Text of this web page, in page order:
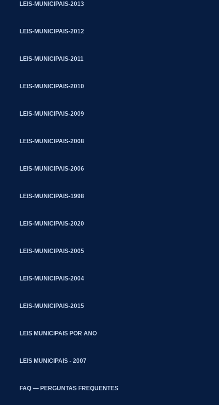
LEIS-MUNICIPAIS-2013
LEIS-MUNICIPAIS-2012
LEIS-MUNICIPAIS-2011
LEIS-MUNICIPAIS-2010
LEIS-MUNICIPAIS-2009
LEIS-MUNICIPAIS-2008
LEIS-MUNICIPAIS-2006
LEIS-MUNICIPAIS-1998
LEIS-MUNICIPAIS-2020
LEIS-MUNICIPAIS-2005
LEIS-MUNICIPAIS-2004
LEIS-MUNICIPAIS-2015
LEIS MUNICIPAIS POR ANO
LEIS MUNICIPAIS - 2007
FAQ — PERGUNTAS FREQUENTES